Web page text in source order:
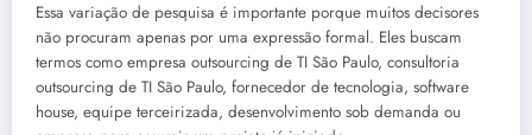
Essa variação de pesquisa é importante porque muitos decisores
não procuram apenas por uma expressão formal. Eles buscam
termos como empresa outsourcing de TI São Paulo, consultoria
outsourcing de TI São Paulo, fornecedor de tecnologia, software
house, equipe terceirizada, desenvolvimento sob demanda ou